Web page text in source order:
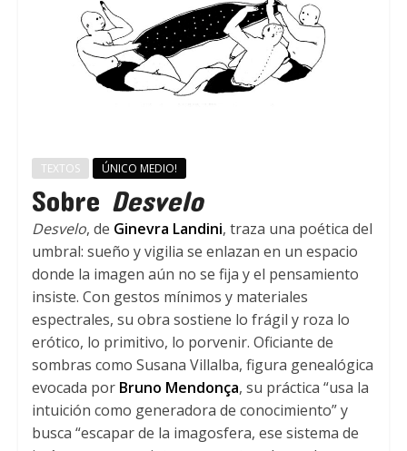
TEXTOS ÚNICO MEDIO!
Sobre Desvelo
Desvelo, de Ginevra Landini, traza una poética del
umbral: sueño y vigilia se enlazan en un espacio
donde la imagen aún no se fija y el pensamiento
insiste. Con gestos mínimos y materiales
espectrales, su obra sostiene lo frágil y roza lo
erótico, lo primitivo, lo porvenir. Oficiante de
sombras como Susana Villalba, figura genealógica
evocada por Bruno Mendonça, su práctica “usa la
intuición como generadora de conocimiento” y
busca “escapar de la imagosfera, ese sistema de